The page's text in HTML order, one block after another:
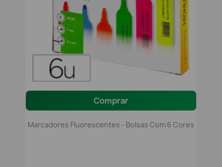
Comprar
Marcadores Fluorescentes - Bolsas Com 6 Cores